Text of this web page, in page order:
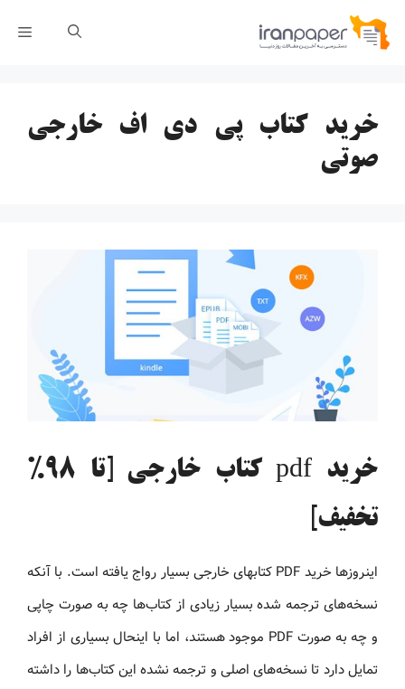
پرش
خرید کتاب پی دی اف خارجی
صوتی
خرید pdf کتاب خارجی [تا 98%
تخفیف]
اینروزها خرید PDF کتاب‎های خارجی بسیار رواج یافته است. با آنکه
نسخه‌های ترجمه شده بسیار زیادی از کتاب‌ها چه به صورت چاپی
و چه به صورت PDF موجود هستند، اما با اینحال بسیاری از افراد
تمایل دارد تا نسخه‌های اصلی و ترجمه نشده این کتاب‌ها را داشته